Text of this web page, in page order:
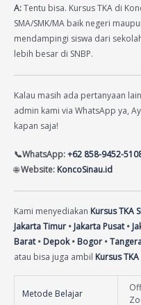
A:Tentu bisa. Kursus TKA di
SMA/SMK/MA baik negeri
mendampingi siswa dari
lebih besar di SNBP.
Kalau masih ada pertanyaan
admin kami via WhatsApp ya,
kapan saja!
📞WhatsApp:+62 858-9452-
🌐Website: KoncoSinau.id
Kami menyediakan Kursus TKA
Jakarta Timur • Jakarta Pusat•
Barat• Depok• Bogor •
atau bisa juga ambil Kursus
Metode Belajar